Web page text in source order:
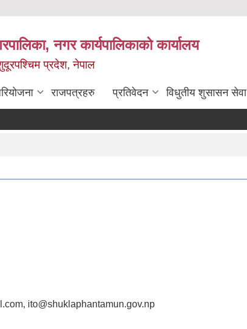
नगर कार्यपालिकाको कार्यालय
प्रदेश, नेपाल
राजपत्रहरु प्रतिवेदन विधुतीय शुसासन सेवा
ito@shuklaphantamun.gov.np